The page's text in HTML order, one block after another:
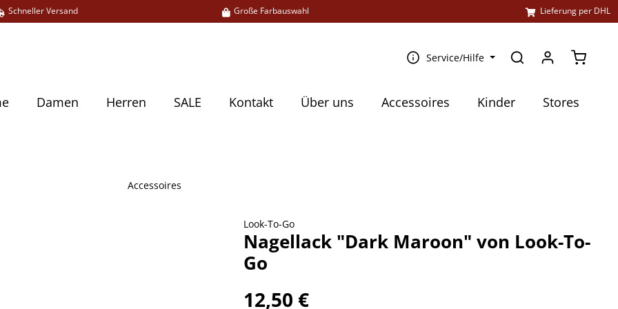
Schneller Versand Große Farbauswahl Lieferung per DHL
Service/Hilfe
Damen Herren SALE Kontakt Über uns Accessoires Kinder Stores
Accessoires
Look-To-Go
Nagellack "Dark Maroon" von Look-To-
Go
12,50 €